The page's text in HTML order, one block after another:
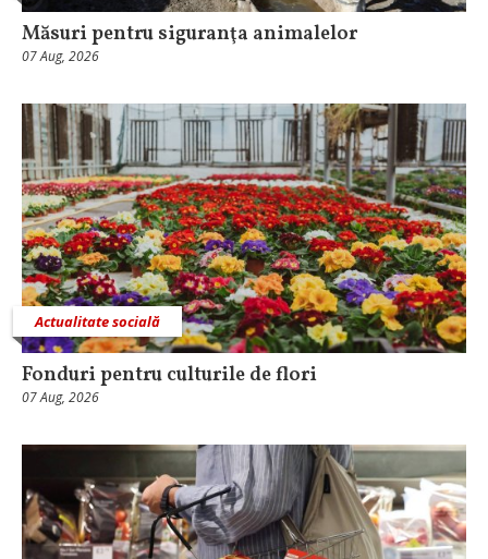
Măsuri pentru siguranţa animalelor
07 Aug, 2026
Actualitate socială
Fonduri pentru culturile de flori
07 Aug, 2026